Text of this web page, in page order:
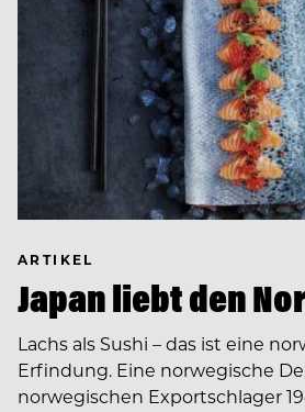
ARTIKEL
Japan liebt den
Lachs als Sushi – das ist eine
Erfindung. Eine norwegische
norwegischen Exportschlager